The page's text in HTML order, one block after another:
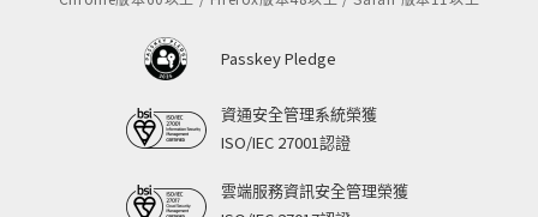
Passkey Pledge
資通安全管理系統榮獲
ISO/IEC 27001認證
雲端服務資訊安全管理榮獲